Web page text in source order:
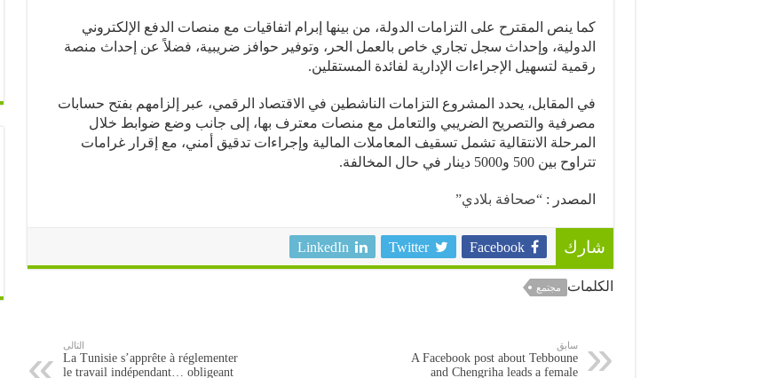
كما ينص المقترح على التزامات الدولة، من بينها إبرام اتفاقيات مع منصات الدفع الإلكتروني
الدولية، وإحداث سجل تجاري خاص بالعمل الحر، وتوفير حوافز ضريبية، فضلاً عن إحداث منصة
رقمية لتسهيل الإجراءات الإدارية لفائدة المستقلين.
في المقابل، يحدد المشروع التزامات الناشطين في الاقتصاد الرقمي، عبر إلزامهم بفتح حسابات
مصرفية والتصريح الضريبي والتعامل مع منصات معترف بها، إلى جانب وضع ضوابط خلال
المرحلة الانتقالية تشمل تسقيف المعاملات المالية وإجراءات تدقيق أمني، مع إقرار غرامات
تتراوح بين 500 و5000 دينار في حال المخالفة.
المصدر :“صحافة بلادي”
شارك Facebook
Twitter
LinkedIn
الكلمات مجتمع
سابق
A Facebook post about Tebboune
and Chengriha leads a female
التالى
La Tunisie s’apprête à réglementer
le travail indépendant… obligeant